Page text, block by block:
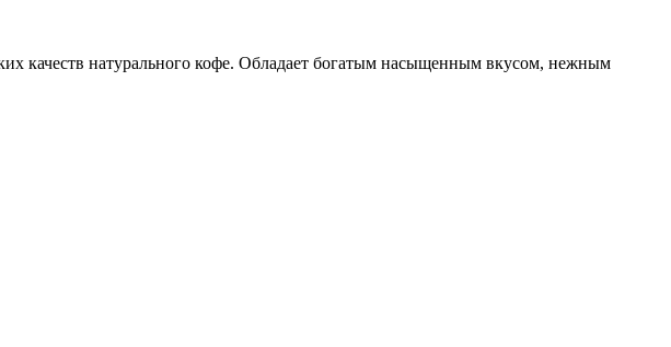
качеств натурального кофе. Обладает богатым насыщенным вкусом, нежным